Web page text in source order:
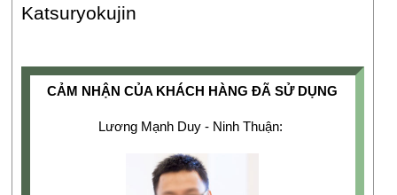
Katsuryokujin
CẢM NHẬN CỦA KHÁCH HÀNG ĐÃ SỬ DỤNG
Lương Mạnh Duy - Ninh Thuận: